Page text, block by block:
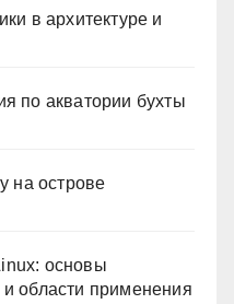
в архитектуре и
по акватории бухты
на острове
основы
области применения